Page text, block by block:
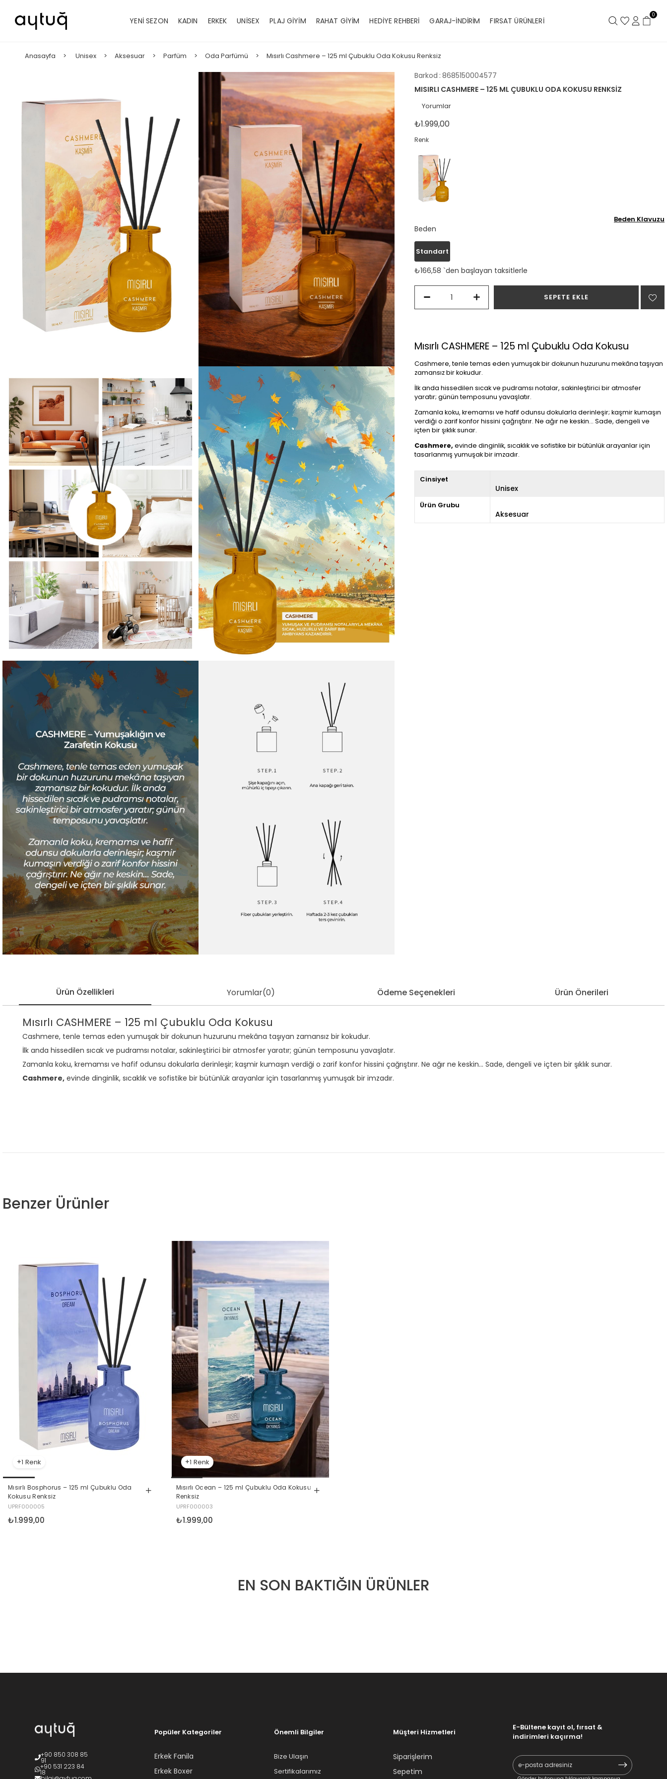
YENİ SEZON KADIN ERKEK UNİSEX PLAJ GİYİM RAHAT GİYİM HEDİYE REHBERİ GARAJ-İNDİRİM FIRSAT ÜRÜNLERİ
0
Anasayfa Unisex Aksesuar Parfüm Oda Parfümü Mısırlı Cashmere – 125 ml Çubuklu Oda Kokusu Renksiz
Barkod : 8685150004577
MISIRLI CASHMERE – 125 ML ÇUBUKLU ODA KOKUSU RENKSIZ
Yorumlar
₺1.999,00
Renk
Beden Klavuzu
Beden
Standart
₺166,58 `den başlayan taksitlerle
Mısırlı CASHMERE – 125 ml Çubuklu Oda Kokusu
Cashmere, tenle temas eden yumuşak bir dokunun huzurunu mekâna taşıyan
zamansız bir kokudur.
İlk anda hissedilen sıcak ve pudramsı notalar, sakinleştirici bir atmosfer
yaratır; günün temposunu yavaşlatır.
Zamanla koku, kremamsı ve hafif odunsu dokularla derinleşir; kaşmir kumaşın
verdiği o zarif konfor hissini çağrıştırır. Ne ağır ne keskin… Sade, dengeli ve
içten bir şıklık sunar.
Cashmere, evinde dinginlik, sıcaklık ve sofistike bir bütünlük arayanlar için
tasarlanmış yumuşak bir imzadır.
Cinsiyet
Unisex
Ürün Grubu
Aksesuar
Ürün Özellikleri Yorumlar(0) Ödeme Seçenekleri Ürün Önerileri
Mısırlı CASHMERE – 125 ml Çubuklu Oda Kokusu
Cashmere, tenle temas eden yumuşak bir dokunun huzurunu mekâna taşıyan zamansız bir kokudur.
İlk anda hissedilen sıcak ve pudramsı notalar, sakinleştirici bir atmosfer yaratır; günün temposunu yavaşlatır.
Zamanla koku, kremamsı ve hafif odunsu dokularla derinleşir; kaşmir kumaşın verdiği o zarif konfor hissini çağrıştırır. Ne ağır ne keskin… Sade, dengeli ve içten bir şıklık sunar.
Cashmere, evinde dinginlik, sıcaklık ve sofistike bir bütünlük arayanlar için tasarlanmış yumuşak bir imzadır.
Benzer Ürünler
1
Mısırlı Bosphorus – 125 ml Çubuklu Oda
Kokusu Renksiz
UPRF000005
₺1.999,00
1
Mısırlı Ocean – 125 ml Çubuklu Oda Kokusu
Renksiz
UPRF000003
₺1.999,00
EN SON BAKTIĞIN ÜRÜNLER
+90 850 308 85
91
+90 531 223 84
18
Popüler Kategoriler
Erkek Fanila
Erkek Boxer
Önemli Bilgiler
Bize Ulaşın
Sertifikalarımız
Müşteri Hizmetleri
Siparişlerim
Sepetim
E-Bültene kayıt ol, fırsat &
indirimleri kaçırma!